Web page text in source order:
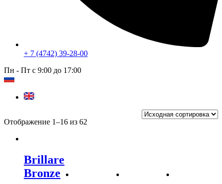
+ 7 (4742) 39-28-00
Пн - Пт с 9:00 до 17:00
Отображение 1–16 из 62
Brillare
Bronze